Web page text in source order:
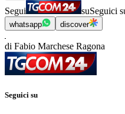
Segui suSeguici
whatsapp discover
di Fabio Marchese Ragona
Seguici su